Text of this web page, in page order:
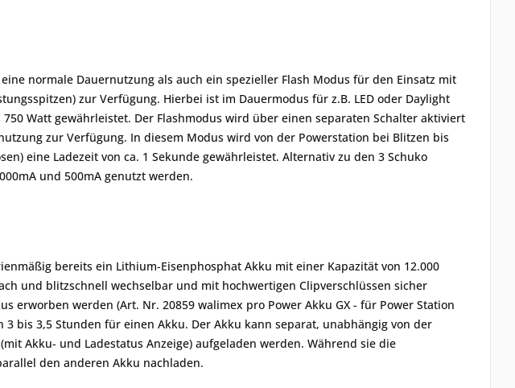
normale Dauernutzung als auch ein spezieller Flash Modus für den Einsatz mit
zur Verfügung. Hierbei ist im Dauermodus für z.B. LED oder Daylight
Watt gewährleistet. Der Flashmodus wird über einen separaten Schalter aktiviert
zur Verfügung. In diesem Modus wird von der Powerstation bei Blitzen bis
eine Ladezeit von ca. 1 Sekunde gewährleistet. Alternativ zu den 3 Schuko
und 500mA genutzt werden.
bereits ein Lithium-Eisenphosphat Akku mit einer Kapazität von 12.000
und blitzschnell wechselbar und mit hochwertigen Clipverschlüssen sicher
erworben werden (Art. Nr. 20859 walimex pro Power Akku GX - für Power Station
bis 3,5 Stunden für einen Akku. Der Akku kann separat, unabhängig von der
Akku- und Ladestatus Anzeige) aufgeladen werden. Während sie die
den anderen Akku nachladen.